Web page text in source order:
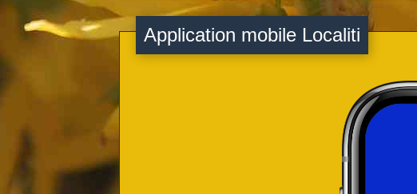
Application mobile Localiti